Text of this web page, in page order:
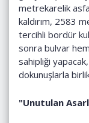
metrekarelik
kaldırım, 2583
tercihli bordür
sonra bulvar
sahipliği
dokunuşlarla
"Unutulan